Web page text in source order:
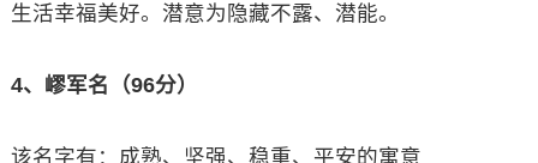
生活幸福美好。潜意为隐藏不露、潜能。
4、嵺军名（96分）
该名字有：成熟、坚强、稳重、平安的寓意